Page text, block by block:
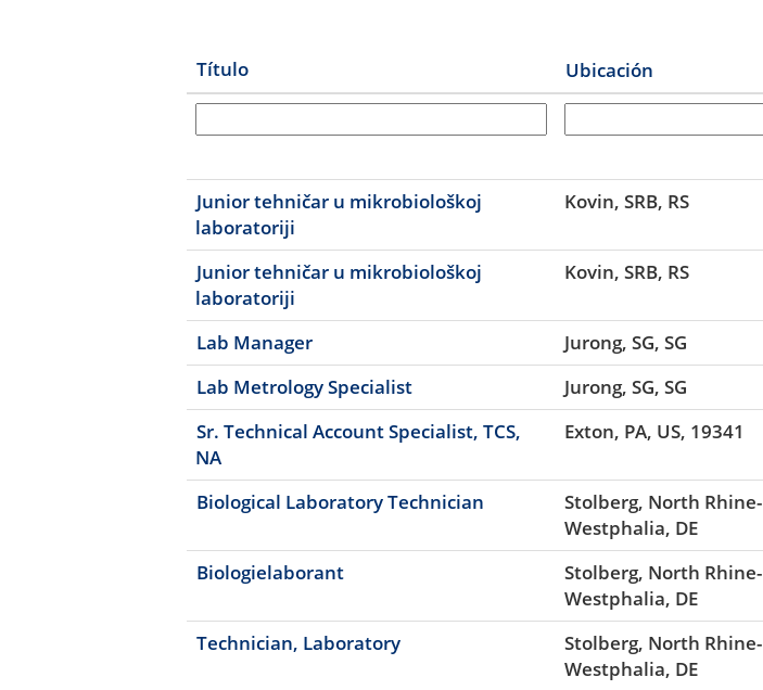
Título Ubicación
Junior tehničar u mikrobiološkoj
laboratoriji
Kovin, SRB, RS
Junior tehničar u mikrobiološkoj
laboratoriji
Kovin, SRB, RS
Lab Manager Jurong, SG, SG
Lab Metrology Specialist
Jurong, SG, SG
Sr. Technical Account Specialist, TCS,
NA
Exton, PA, US, 19341
Biological Laboratory Technician
Stolberg, North Rhine-
Westphalia, DE
Biologielaborant
Stolberg, North Rhine-
Westphalia, DE
Technician, Laboratory
Stolberg, North Rhine-
Westphalia, DE